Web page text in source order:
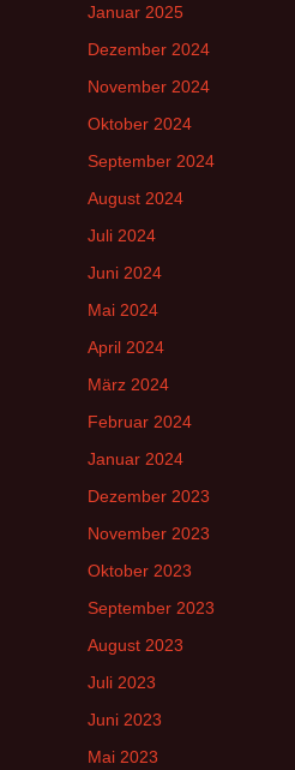
Januar 2025
Dezember 2024
November 2024
Oktober 2024
September 2024
August 2024
Juli 2024
Juni 2024
Mai 2024
April 2024
März 2024
Februar 2024
Januar 2024
Dezember 2023
November 2023
Oktober 2023
September 2023
August 2023
Juli 2023
Juni 2023
Mai 2023